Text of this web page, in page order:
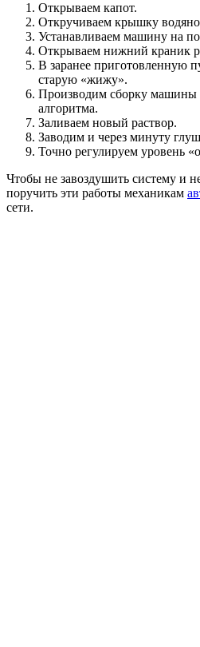
Открываем капот.
Откручиваем крышку
Устанавливаем машину на
Открываем нижний краник
В заранее приготовленную
старую «жижу».
Производим сборку машины
алгоритма.
Заливаем новый раствор.
Заводим и через минуту
Точно регулируем уровень
Чтобы не завоздушить систему и
поручить эти работы механикам
сети.